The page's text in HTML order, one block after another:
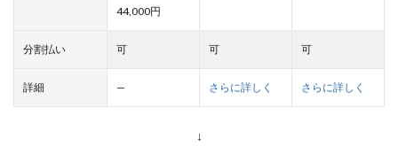
44,000円
分割払い 可 可 可
詳細 — さらに詳しく さらに詳しく
↓